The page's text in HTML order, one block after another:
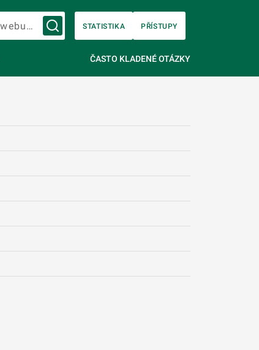
Vyhledávání na webu…
STATISTIKA PŘÍSTUPY
ČASTO KLADENÉ OTÁZKY